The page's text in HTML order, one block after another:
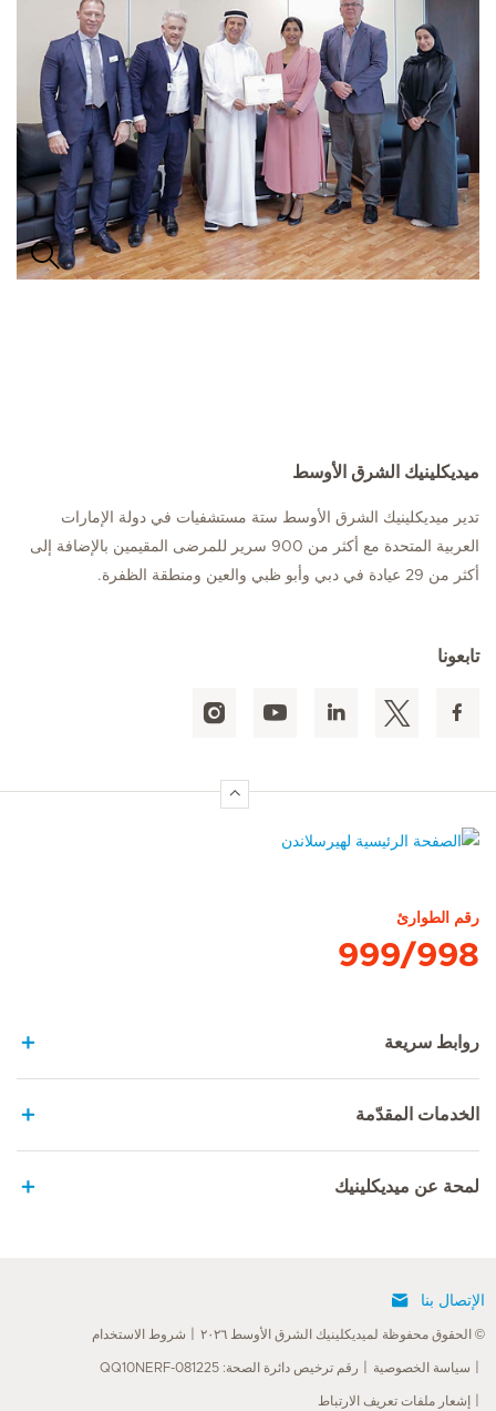
ميديكلينيك الشرق الأوسط
تدير ميديكلينيك الشرق الأوسط ستة مستشفيات في دولة الإمارات
العربية المتحدة مع أكثر من 900 سرير للمرضى المقيمين بالإضافة إلى
أكثر من 29 عيادة في دبي وأبو ظبي والعين ومنطقة الظفرة.
تابعونا
رقم الطوارئ
999/998
روابط سريعة
الخدمات المقدّمة
لمحة عن ميديكلينيك
الإتصال بنا
© الحقوق محفوظة لميديكلينيك الشرق الأوسط ٢٠٢٦ شروط الاستخدام
سياسة الخصوصية رقم ترخيص دائرة الصحة: QQ10NERF-081225
إشعار ملفات تعريف الارتباط